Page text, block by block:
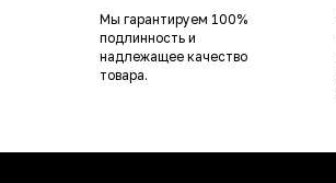
Мы гарантируем 100%
подлинность и
надлежащее качество
товара.